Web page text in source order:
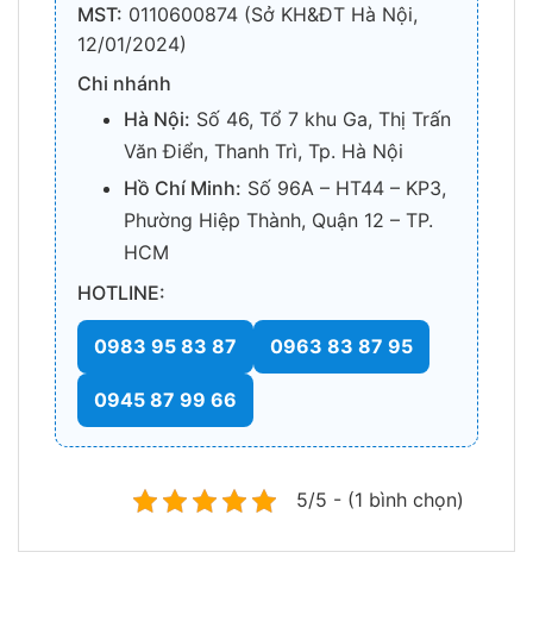
MST: 0110600874 (Sở KH&ĐT Hà Nội,
12/01/2024)
Chi nhánh
Hà Nội: Số 46, Tổ 7 khu Ga, Thị Trấn
Văn Điển, Thanh Trì, Tp. Hà Nội
Hồ Chí Minh: Số 96A – HT44 – KP3,
Phường Hiệp Thành, Quận 12 – TP.
HCM
HOTLINE:
0983 95 83 87 0963 83 87 95
0945 87 99 66
5/5 - (1 bình chọn)